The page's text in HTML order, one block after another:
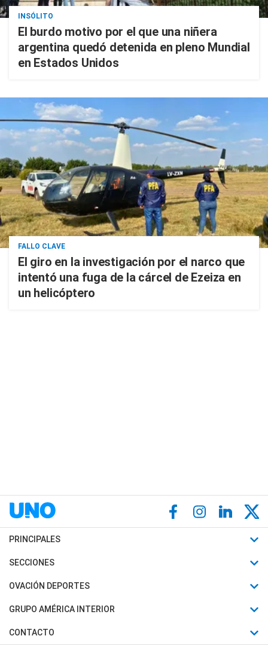
INSÓLITO
El burdo motivo por el que una niñera
argentina quedó detenida en pleno Mundial
en Estados Unidos
FALLO CLAVE
El giro en la investigación por el narco que
intentó una fuga de la cárcel de Ezeiza en
un helicóptero
PRINCIPALES
Últimas Noticias
Política
Judiciales
SECCIONES
Horóscopo
Motores
Trucos caseros
OVACIÓN DEPORTES
Fútbol
Mundial
GRUPO AMÉRICA INTERIOR
Canal 7 en Vivo
CONTACTO